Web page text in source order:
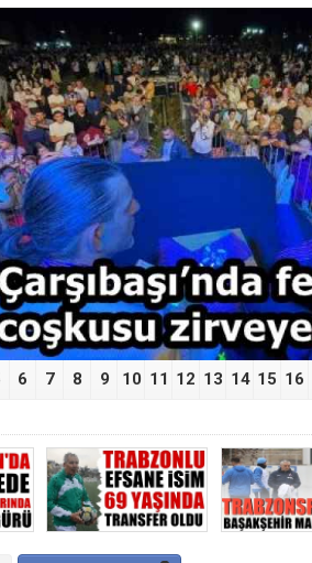
6 7 8 9 10 11 12 13 14 15 16